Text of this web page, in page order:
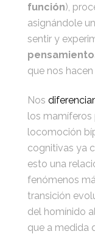
función),
asignándole
sentir y
que nos
Nos
los mamíferos
locomoción
cognitivas ya
esto una
fenómenos
transición
del homínido
que a medida